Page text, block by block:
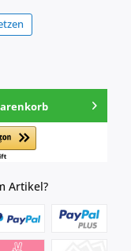
Artikel?